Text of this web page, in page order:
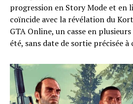
progression en Story Mode et en
coïncide avec la révélation du
GTA Online, un casse en
été, sans date de sortie précisée à